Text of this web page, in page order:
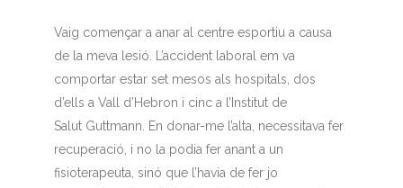
Vaig començar a anar al centre esportiu a causa
de la meva lesió. L’accident laboral em va
comportar estar set mesos als hospitals, dos
d’ells a Vall d’Hebron i cinc a l’Institut de
Salut Guttmann. En donar-me l’alta, necessitava fer
recuperació, i no la podia fer anant a un
fisioterapeuta, sinó que l’havia de fer jo